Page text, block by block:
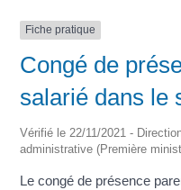
Fiche pratique
Congé de
salarié dans le
Vérifié le 22/11/2021 -
administrative (Première
Le congé de présence